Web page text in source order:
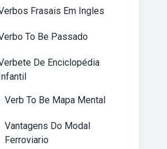
Frasais Em Ingles
To Be Passado
De Enciclopédia
Verb To Be Mapa Mental
Vantagens Do Modal
Ferroviario